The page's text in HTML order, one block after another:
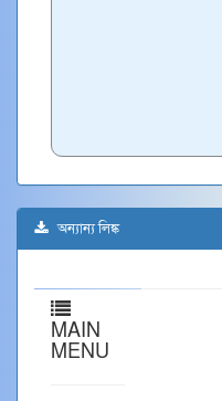
অন্যান্য লিঙ্ক
MAIN
MENU